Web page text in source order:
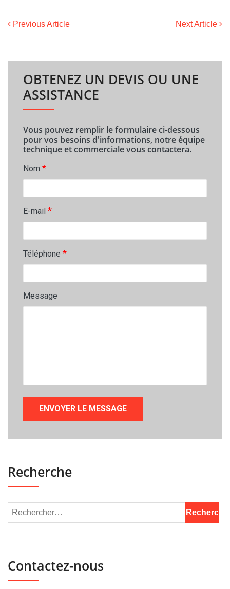
Previous Article Next Article
OBTENEZ UN DEVIS OU UNE
ASSISTANCE
Vous pouvez remplir le formulaire ci-dessous
pour vos besoins d'informations, notre équipe
technique et commerciale vous contactera.
Nom *
E-mail *
Téléphone *
Message
Recherche
Contactez-nous